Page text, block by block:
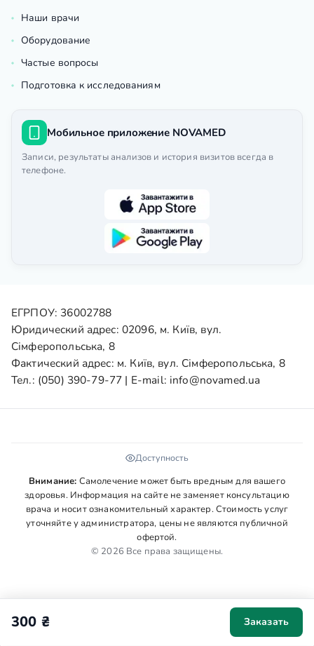
300 ₴ Заказать
Наши врачи
Оборудование
Частые вопросы
Подготовка к исследованиям
Мобильное приложение NOVAMED
Записи, результаты анализов и история визитов всегда в
телефоне.
ЕГРПОУ: 36002788
Юридический адрес: 02096, м. Київ, вул.
Сімферопольська, 8
Фактический адрес: м. Київ, вул. Сімферопольська, 8
Тел.: (050) 390-79-77 | E-mail: info@novamed.ua
Доступность
Внимание: Самолечение может быть вредным для вашего
здоровья. Информация на сайте не заменяет консультацию
врача и носит ознакомительный характер. Стоимость услуг
уточняйте у администратора, цены не являются публичной
офертой.
© 2026 Все права защищены.
Мы используем cookies для аналитики и персонализации. Ваше
согласие поможет сделать сайт удобнее. Подробнее вПолитике